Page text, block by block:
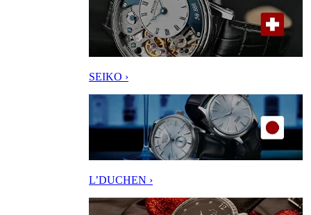
SEIKO ›
L’DUCHEN ›